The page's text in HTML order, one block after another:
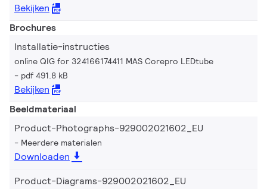
Bekijken
Brochures
Installatie-instructies
online QIG for 324166174411 MAS Corepro LEDtube
pdf 491.8 kB
Bekijken
Beeldmateriaal
Product-Photographs-929002021602_EU
Meerdere materialen
Downloaden
Product-Diagrams-929002021602_EU